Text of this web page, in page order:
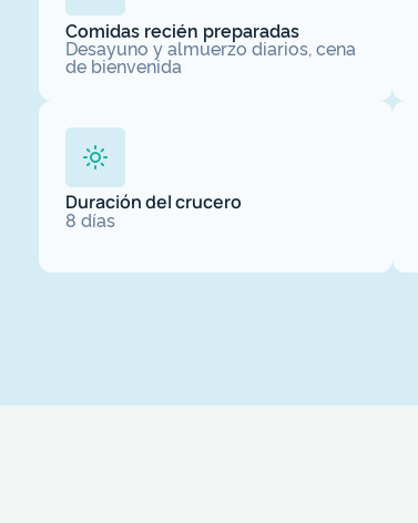
Comidas recién preparadas
Desayuno y almuerzo diarios, cena
de bienvenida
Duración del crucero
8 días